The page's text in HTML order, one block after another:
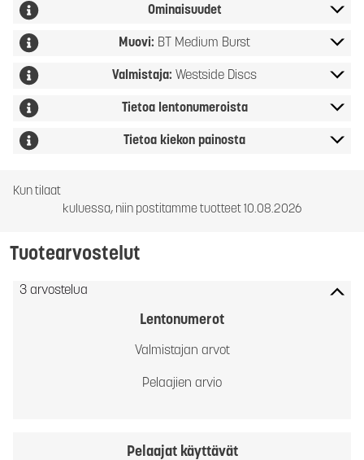
Ominaisuudet
Muovi: BT Medium Burst
Valmistaja: Westside Discs
Tietoa lentonumeroista
Tietoa kiekon painosta
Kun tilaat
kuluessa, niin postitamme tuotteet 10.08.2026
Tuotearvostelut
3 arvostelua
Lentonumerot
Valmistajan arvot
Pelaajien arvio
Pelaajat käyttävät